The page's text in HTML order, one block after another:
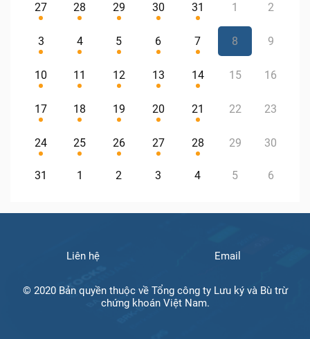
27 28 29 30 31 1 2
3 4 5 6 7 8 9
10 11 12 13 14 15 16
17 18 19 20 21 22 23
24 25 26 27 28 29 30
31 1 2 3 4 5 6
Liên hệ Email
© 2020 Bản quyền thuộc về Tổng công ty Lưu ký và Bù trừ
chứng khoán Việt Nam.